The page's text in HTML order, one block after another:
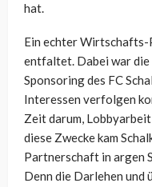
hat.
Ein echter Wirtschafts-
entfaltet. Dabei war die
Sponsoring des FC
Interessen verfolgen
Zeit darum,
diese Zwecke kam
Partnerschaft in argen
Denn die Darlehen und